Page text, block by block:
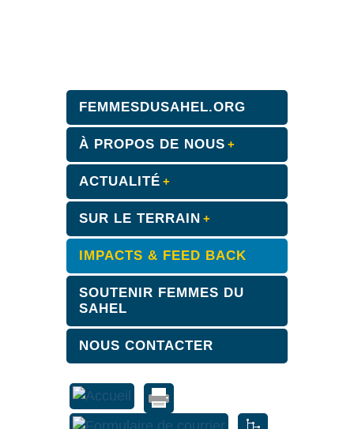
FEMMESDUSAHEL.ORG
À PROPOS DE NOUS
ACTUALITÉ
SUR LE TERRAIN
IMPACTS & FEED BACK
SOUTENIR FEMMES DU
SAHEL
NOUS CONTACTER